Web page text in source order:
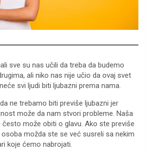
sve su nas učili da treba da budemo
ali niko nas nije učio da ovaj svet
svi ljudi biti ljubazni prema nama.
ne trebamo biti previše ljubazni jer
može da nam stvori probleme. Naša
može obiti o glavu. Ako ste previše
osoba možda ste se već susreli sa nekim
koje ćemo nabrojati.